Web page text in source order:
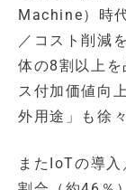
Machine）時
／コスト削減
体の8割以上
ス付加価値向
外用途」も徐
またIoTの導